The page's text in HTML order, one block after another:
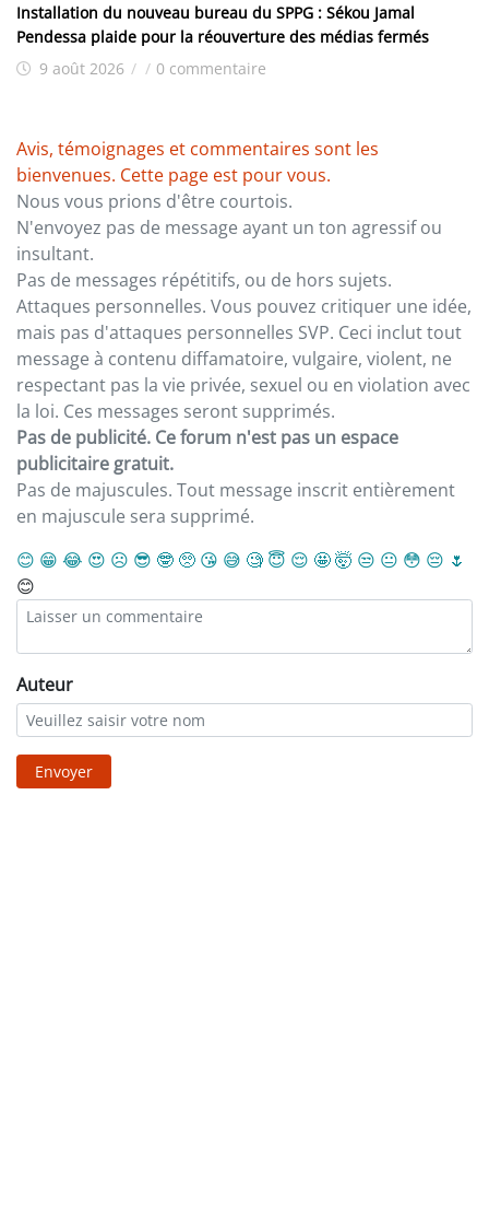
Installation du nouveau bureau du SPPG : Sékou Jamal
Pendessa plaide pour la réouverture des médias fermés
9 août 2026 / / 0 commentaire
Avis, témoignages et commentaires sont les
bienvenues. Cette page est pour vous.
Nous vous prions d'être courtois.
N'envoyez pas de message ayant un ton agressif ou
insultant.
Pas de messages répétitifs, ou de hors sujets.
Attaques personnelles. Vous pouvez critiquer une idée,
mais pas d'attaques personnelles SVP. Ceci inclut tout
message à contenu diffamatoire, vulgaire, violent, ne
respectant pas la vie privée, sexuel ou en violation avec
la loi. Ces messages seront supprimés.
Pas de publicité. Ce forum n'est pas un espace
publicitaire gratuit.
Pas de majuscules. Tout message inscrit entièrement
en majuscule sera supprimé.
😊 😁 😂 😍 ☹️ 😎 🤓 🥺 😘 😅 🧐 😇 😌 🤩🤯 😒 😐 😳 😔 🌷
😊
Auteur
Envoyer